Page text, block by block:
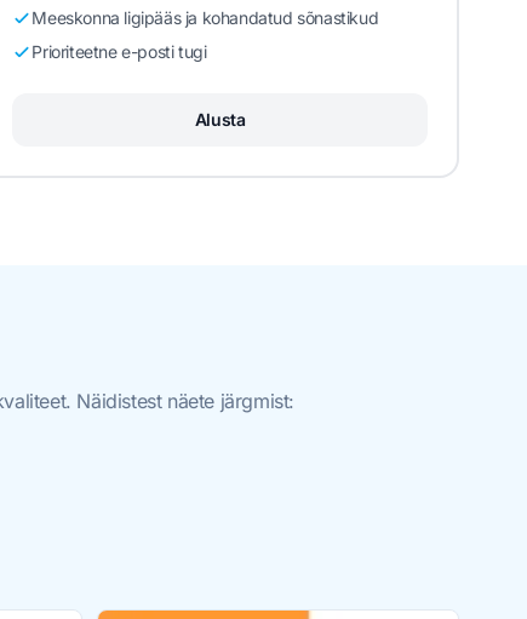
Meeskonna ligipääs ja kohandatud sõnastikud
Prioriteetne e-posti tugi
Alusta
Näidistest näete järgmist: